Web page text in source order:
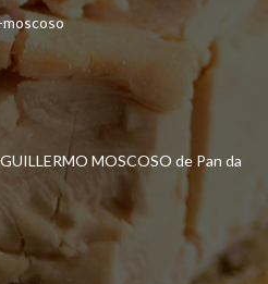
MOSCOSO de Pan da